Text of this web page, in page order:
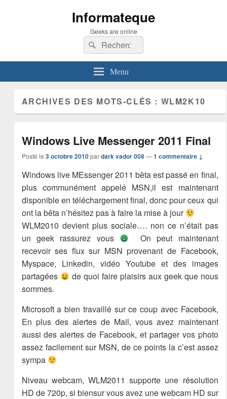
Informateque
Geeks are online
Recherche :
Rechercher
Menu
ARCHIVES DES MOTS-CLÉS : WLM2K10
Windows Live Messenger 2011 Final
Posté le 3 octobre 2010 pardark vador 008 —1 commentaire ↓
Windows live MEssenger 2011 bêta est passé en final,
plus communément appelé MSN,il est maintenant
disponible en téléchargement final, donc pour ceux qui
ont la bêta n’hésitez pas à faire la mise à jour
WLM2010 devient plus sociale…. non ce n’était pas
un geek rassurez vous
On peut maintenant
recevoir ses flux sur MSN provenant de Facebook,
Myspace, Linkedin, vidéo Youtube et des images
partagées
de quoi faire plaisirs aux geek que nous
sommes.
Microsoft a bien travaillé sur ce coup avec Facebook,
En plus des alertes de Mail, vous avez maintenant
aussi des alertes de Facebook, et partager vos photo
assez facilement sur MSN, de ce points la c’est assez
sympa
Niveau webcam, WLM2011 supporte une résolution
HD de 720p, si biensur vous avez une webcam HD sur